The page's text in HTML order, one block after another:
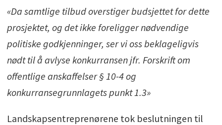
«Da samtlige tilbud overstiger budsjettet for dette
prosjektet, og det ikke foreligger nødvendige
politiske godkjenninger, ser vi oss beklageligvis
nødt til å avlyse konkurransen jfr. Forskrift om
offentlige anskaffelser § 10-4 og
konkurransegrunnlagets punkt 1.3»
Landskapsentreprenørene tok beslutningen til